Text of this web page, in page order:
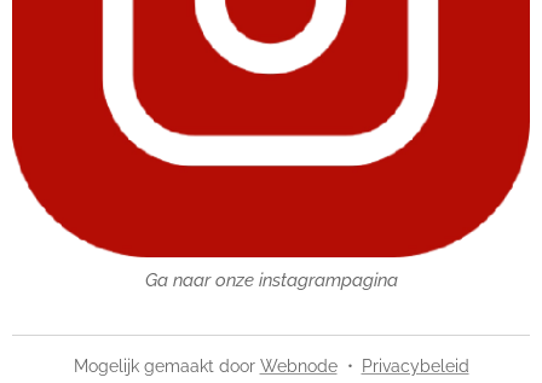
Ga naar onze instagrampagina
Mogelijk gemaakt door Webnode Privacybeleid